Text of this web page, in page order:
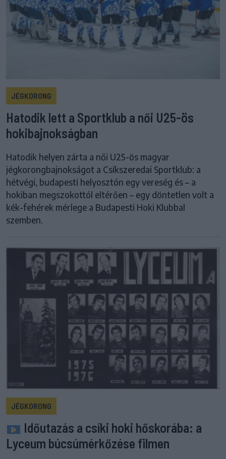
JÉGKORONG
Hatodik lett a Sportklub a női U25-ös
hokibajnokságban
Hatodik helyen zárta a női U25-ös magyar
jégkorongbajnokságot a Csíkszeredai Sportklub: a
hétvégi, budapesti helyosztón egy vereség és – a
hokiban megszokottól eltérően – egy döntetlen volt a
kék-fehérek mérlege a Budapesti Hoki Klubbal
szemben.
JÉGKORONG
Időutazás a csíki hoki hőskorába: a
Lyceum búcsúmérkőzése filmen